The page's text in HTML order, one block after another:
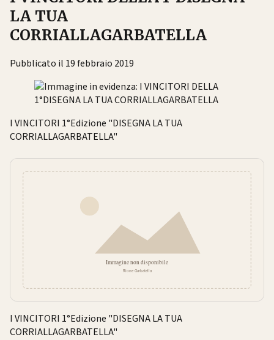
LA TUA
CORRIALLAGARBATELLA
Pubblicato il 19 febbraio 2019
I VINCITORI 1°Edizione "DISEGNA LA TUA
CORRIALLAGARBATELLA"
I VINCITORI 1°Edizione "DISEGNA LA TUA
CORRIALLAGARBATELLA"